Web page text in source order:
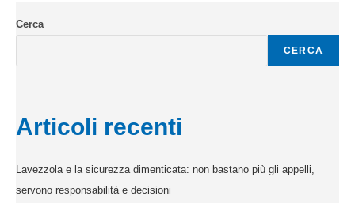
Cerca
CERCA
Articoli recenti
Lavezzola e la sicurezza dimenticata: non bastano più gli appelli,
servono responsabilità e decisioni